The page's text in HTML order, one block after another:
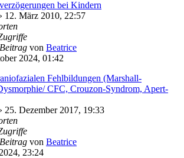
bei Kindern
12. März 2010, 22:57
von Beatrice
2024, 01:42
Fehlbildungen (Marshall-
CFC, Crouzon-Syndrom, Apert-
25. Dezember 2017, 19:33
von Beatrice
23:24